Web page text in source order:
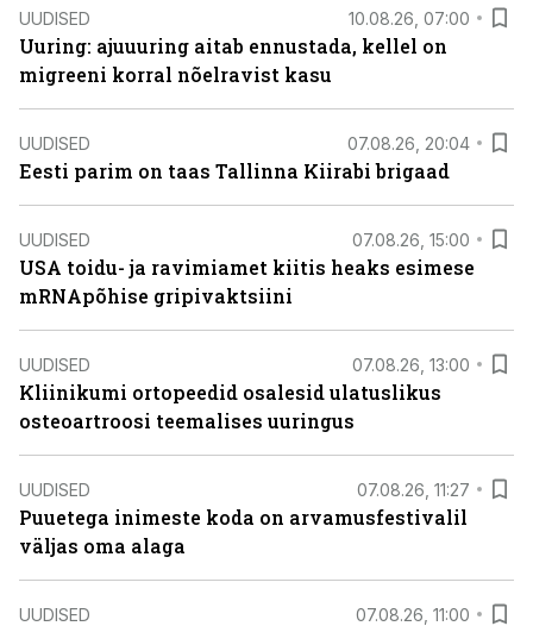
UUDISED 10.08.26, 07:00
Uuring: ajuuuring aitab ennustada, kellel on
migreeni korral nõelravist kasu
UUDISED 07.08.26, 20:04
Eesti parim on taas Tallinna Kiirabi brigaad
UUDISED 07.08.26, 15:00
USA toidu- ja ravimiamet kiitis heaks esimese
mRNApõhise gripivaktsiini
UUDISED 07.08.26, 13:00
Kliinikumi ortopeedid osalesid ulatuslikus
osteoartroosi teemalises uuringus
UUDISED 07.08.26, 11:27
Puuetega inimeste koda on arvamusfestivalil
väljas oma alaga
UUDISED 07.08.26, 11:00